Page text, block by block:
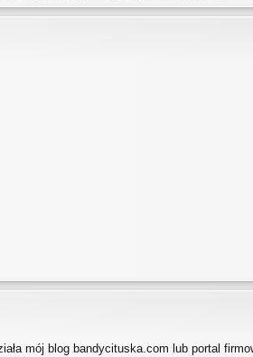
mój blog bandycituska.com lub portal